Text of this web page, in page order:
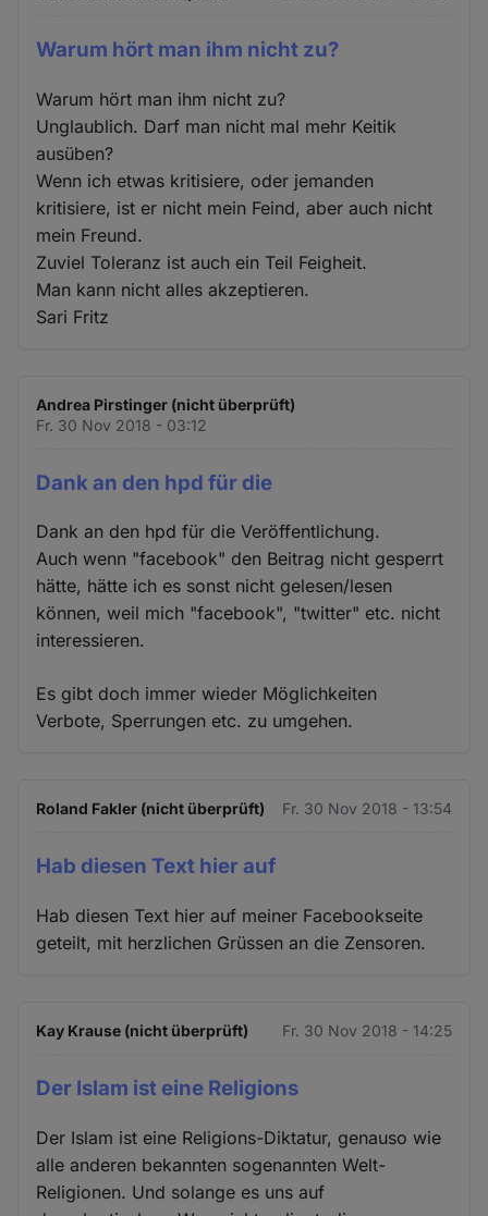
Warum hört man ihm nicht zu?
Warum hört man ihm nicht zu?
Unglaublich. Darf man nicht mal mehr Keitik
ausüben?
Wenn ich etwas kritisiere, oder jemanden
kritisiere, ist er nicht mein Feind, aber auch nicht
mein Freund.
Zuviel Toleranz ist auch ein Teil Feigheit.
Man kann nicht alles akzeptieren.
Sari Fritz
Andrea Pirstinger (nicht überprüft)
Fr. 30 Nov 2018 - 03:12
Dank an den hpd für die
Dank an den hpd für die Veröffentlichung.
Auch wenn "facebook" den Beitrag nicht gesperrt
hätte, hätte ich es sonst nicht gelesen/lesen
können, weil mich "facebook", "twitter" etc. nicht
interessieren.
Es gibt doch immer wieder Möglichkeiten
Verbote, Sperrungen etc. zu umgehen.
Roland Fakler (nicht überprüft) Fr. 30 Nov 2018 - 13:54
Hab diesen Text hier auf
Hab diesen Text hier auf meiner Facebookseite
geteilt, mit herzlichen Grüssen an die Zensoren.
Kay Krause (nicht überprüft) Fr. 30 Nov 2018 - 14:25
Der Islam ist eine Religions
Der Islam ist eine Religions-Diktatur, genauso wie
alle anderen bekannten sogenannten Welt-
Religionen. Und solange es uns auf